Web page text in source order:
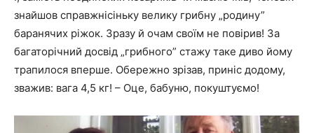
знайшов справжнісіньку велику грибну „родину”
баранячих ріжок. Зразу й очам своїм не повірив! За
багаторічний досвід „грибного” стажу таке диво йому
трапилося вперше. Обережно зрізав, приніс додому,
зважив: вага 4,5 кг! – Оце, бабуню, покуштуємо!